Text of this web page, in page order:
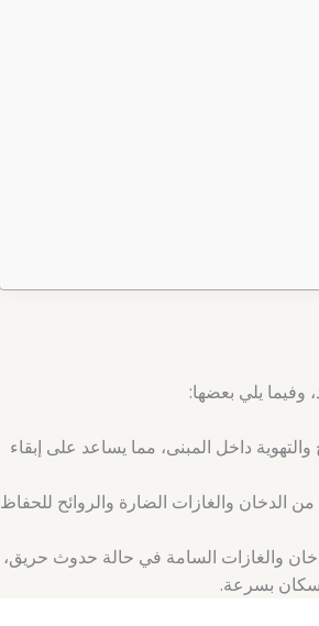
وفيما يلي بعضها:
داخل المبنى، مما يساعد على إبقاء
والغازات الضارة والروائح للحفاظ
والغازات السامة في حالة حدوث حريق،
بسرعة.